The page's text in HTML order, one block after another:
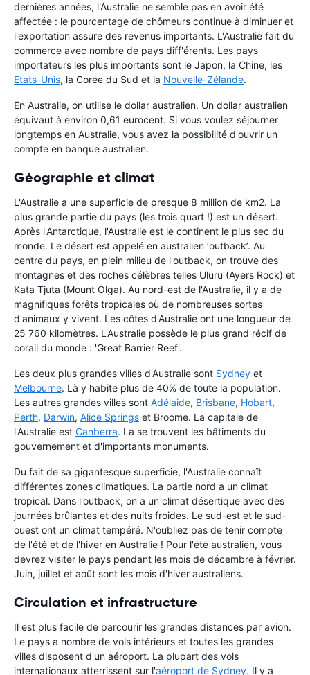
dernières années, l'Australie ne semble pas en avoir été
affectée : le pourcentage de chômeurs continue à diminuer et
l'exportation assure des revenus importants. L'Australie fait du
commerce avec nombre de pays diff'érents. Les pays
importateurs les plus importants sont le Japon, la Chine, les
Etats-Unis, la Corée du Sud et la Nouvelle-Zélande.
En Australie, on utilise le dollar australien. Un dollar australien
équivaut à environ 0,61 eurocent. Si vous voulez séjourner
longtemps en Australie, vous avez la possibilité d'ouvrir un
compte en banque australien.
Géographie et climat
L'Australie a une superficie de presque 8 million de km2. La
plus grande partie du pays (les trois quart !) est un désert.
Après l'Antarctique, l'Australie est le continent le plus sec du
monde. Le désert est appelé en australien ‘outback’. Au
centre du pays, en plein milieu de l'outback, on trouve des
montagnes et des roches célèbres telles Uluru (Ayers Rock) et
Kata Tjuta (Mount Olga). Au nord-est de l'Australie, il y a de
magnifiques forêts tropicales où de nombreuses sortes
d'animaux y vivent. Les côtes d'Australie ont une longueur de
25 760 kilomètres. L'Australie possède le plus grand récif de
corail du monde : 'Great Barrier Reef'.
Les deux plus grandes villes d'Australie sont Sydney et
Melbourne. Là y habite plus de 40% de toute la population.
Les autres grandes villes sont Adélaide, Brisbane, Hobart,
Perth, Darwin, Alice Springs et Broome. La capitale de
l'Australie est Canberra. Là se trouvent les bâtiments du
gouvernement et d'importants monuments.
Du fait de sa gigantesque superficie, l'Australie connaît
différentes zones climatiques. La partie nord a un climat
tropical. Dans l'outback, on a un climat désertique avec des
journées brûlantes et des nuits froides. Le sud-est et le sud-
ouest ont un climat tempéré. N'oubliez pas de tenir compte
de l'été et de l'hiver en Australie ! Pour l'été australien, vous
devrez visiter le pays pendant les mois de décembre à février.
Juin, juillet et août sont les mois d'hiver australiens.
Circulation et infrastructure
Il est plus facile de parcourir les grandes distances par avion.
Le pays a nombre de vols intérieurs et toutes les grandes
villes disposent d'un aéroport. La plupart des vols
internationaux atterrissent sur l'aéroport de Sydney. Il y a